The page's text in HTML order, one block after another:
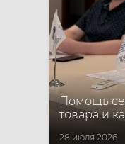
Помощь
товара и
28 июля 2026